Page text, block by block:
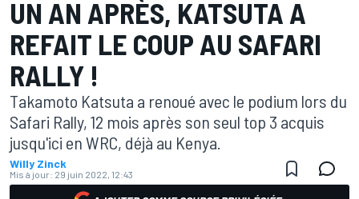
UN AN APRÈS, KATSUTA A
REFAIT LE COUP AU SAFARI
RALLY !
Takamoto Katsuta a renoué avec le podium lors du
Safari Rally, 12 mois après son seul top 3 acquis
jusqu'ici en WRC, déjà au Kenya.
Willy Zinck
Mis à jour: 29 juin 2022, 12:43